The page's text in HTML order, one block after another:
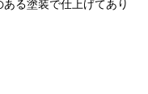
る塗装で仕上げてあり